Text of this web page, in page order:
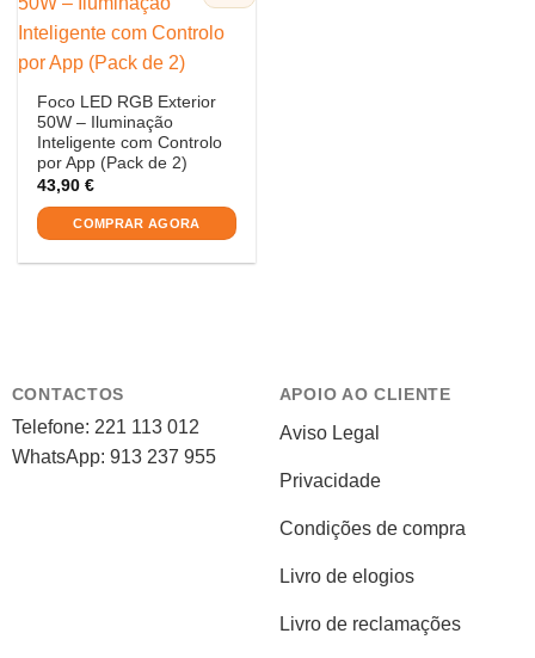
Foco LED RGB Exterior
50W – Iluminação
Inteligente com Controlo
por App (Pack de 2)
43,90€
COMPRAR AGORA
CONTACTOS
Telefone: 221 113 012
WhatsApp: 913 237 955
APOIO AO CLIENTE
Aviso Legal
Privacidade
Condições de compra
Livro de elogios
Livro de reclamações